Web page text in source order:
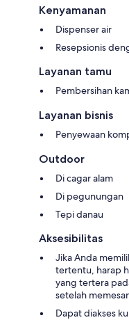
Kenyamanan
Dispenser air
Resepsionis
Layanan tamu
Pembersihan
Layanan bisnis
Penyewaan
Outdoor
Di cagar alam
Di pegunungan
Tepi danau
Aksesibilitas
Jika Anda
tertentu, harap
yang tertera
setelah
Dapat diakses